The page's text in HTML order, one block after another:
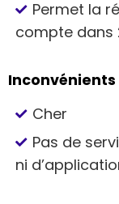
Permet la
compte dans
Inconvénients
Cher
Pas de
ni